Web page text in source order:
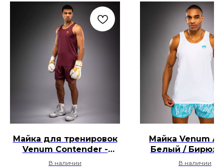
Майка для тренировок
Venum Contender -
Бургундий
В наличии
Майка Venum
Белый /
В наличии